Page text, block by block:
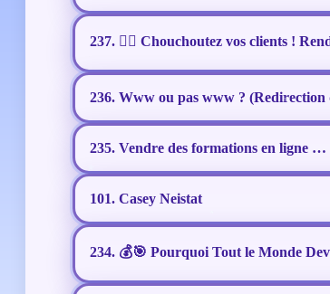
237. ❤️‍🔥 Chouchoutez vos clients !
236. Www ou pas www ? (Redirection
235. Vendre des formations en ligne …
101. Casey Neistat
234. 💰🎯 Pourquoi Tout le Monde